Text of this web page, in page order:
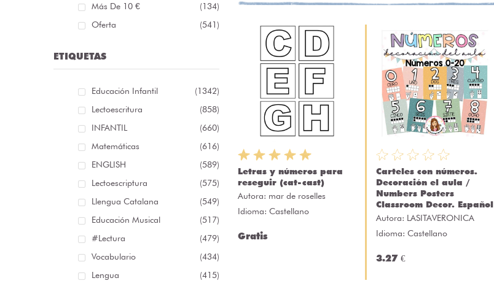
Más De 10 €
(134)
Oferta
(541)
ETIQUETAS
Educación Infantil
(1342)
Lectoescritura
(858)
INFANTIL
(660)
Matemáticas
(616)
ENGLISH
(589)
Lectoescriptura
(575)
Llengua Catalana
(549)
Educación Musical
(517)
#lectura
(479)
Vocabulario
(434)
Lengua
(415)
Letras y números para
reseguir (cat-cast)
Autora: mar de roselles
Idioma: Castellano
Gratis
Carteles con números.
Decoración el aula /
Numbers Posters
Classroom Decor. Español
Autora: LASITAVERONICA
Idioma: Castellano
3.27 €